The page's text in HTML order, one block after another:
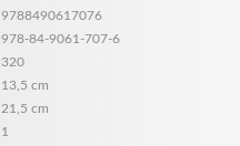
9788490617076
978-84-9061-707-6
320
13,5 cm
21,5 cm
1